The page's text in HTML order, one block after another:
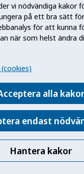
vi nödvändiga kakor
på ett bra sätt
för att kunna
när som helst ändra
alla kakor
endast
Hantera kakor